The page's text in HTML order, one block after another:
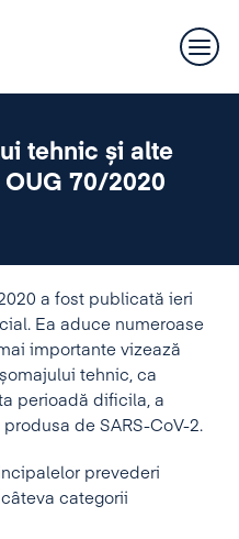
tehnic și alte
70/2020
a fost publicată ieri
Ea aduce numeroase
importante vizează
tehnic, ca
perioadă dificila, a
de SARS-CoV-2.
prevederi
categorii